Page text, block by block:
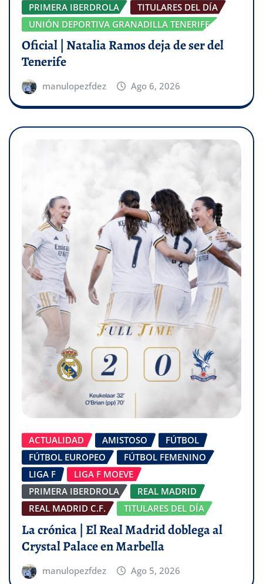
PRIMERA IBERDROLA
TITULARES DEL DÍA
UNIÓN DEPORTIVA GRANADILLA TENERIFE
Oficial | Natalia Ramos deja de ser del
Tenerife
manulopezfdez Ago 6, 2026
ACTUALIDAD AMISTOSO
FÚTBOL
FÚTBOL EUROPEO
FÚTBOL FEMENINO
LIGA F
LIGA F MOEVE
PRIMERA IBERDROLA
REAL MADRID
REAL MADRID C.F.
TITULARES DEL DÍA
La crónica | El Real Madrid doblega al
Crystal Palace en Marbella
manulopezfdez Ago 5, 2026